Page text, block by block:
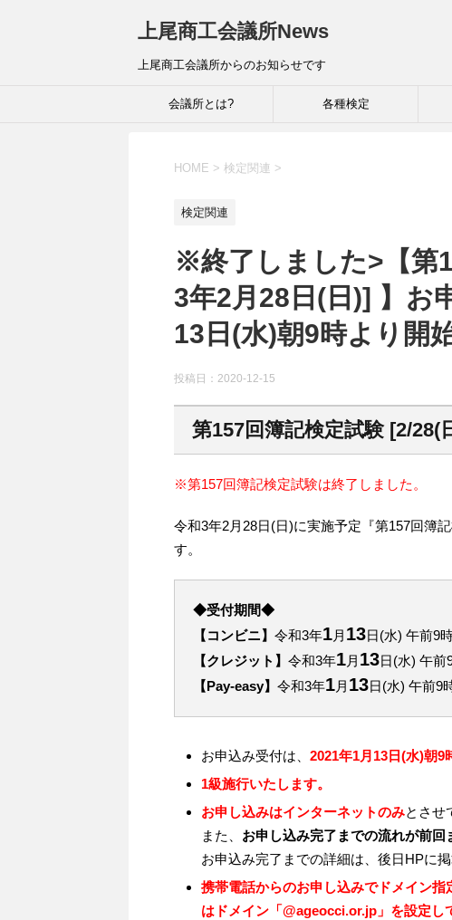
上尾商工会議所News
上尾商工会議所からのお知らせです
会議所とは? 各種検定
HOME > 検定関連 >
検定関連
※終了しました>【第
3年2月28日(日)] 】お
13日(水)朝9時より開
投稿日： 2020-12-15
第157回簿記検定試験 [2/
※第157回簿記検定試験は終了しました。
令和3年2月28日(日)に実施予定『第157回簿
す。
◆受付期間◆
【コンビニ】 令和3年1月 13日(水) 午前9
【クレジット】 令和3年1月 13日(水) 午前
【Pay-easy】 令和3年1月 13日(水) 午前9
お申込み受付は、 2021年1月13日(水)朝9
1級施行いたします。
お申し込みはインターネットのみとさせ
また、 お申し込み完了までの流れが前回
お申込み完了までの詳細は、後日HPに掲
携帯電話からのお申し込みでドメイン
はドメイン「@ageocci.or.jp」を設定し